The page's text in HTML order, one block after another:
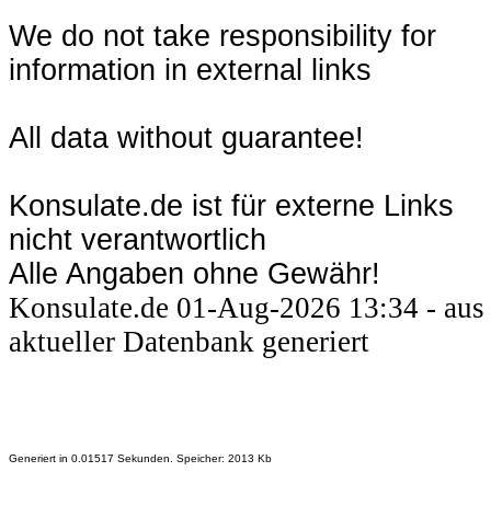
We do not take responsibility for
information in external links
All data without guarantee!
Konsulate.de ist für externe Links
nicht verantwortlich
Alle Angaben ohne Gewähr!
Konsulate.de 01-Aug-2026 13:34 - aus
aktueller Datenbank generiert
Generiert in 0.01517 Sekunden. Speicher: 2013 Kb